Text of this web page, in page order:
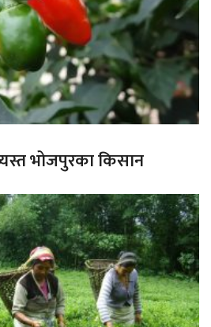
भोजपुरका किसान